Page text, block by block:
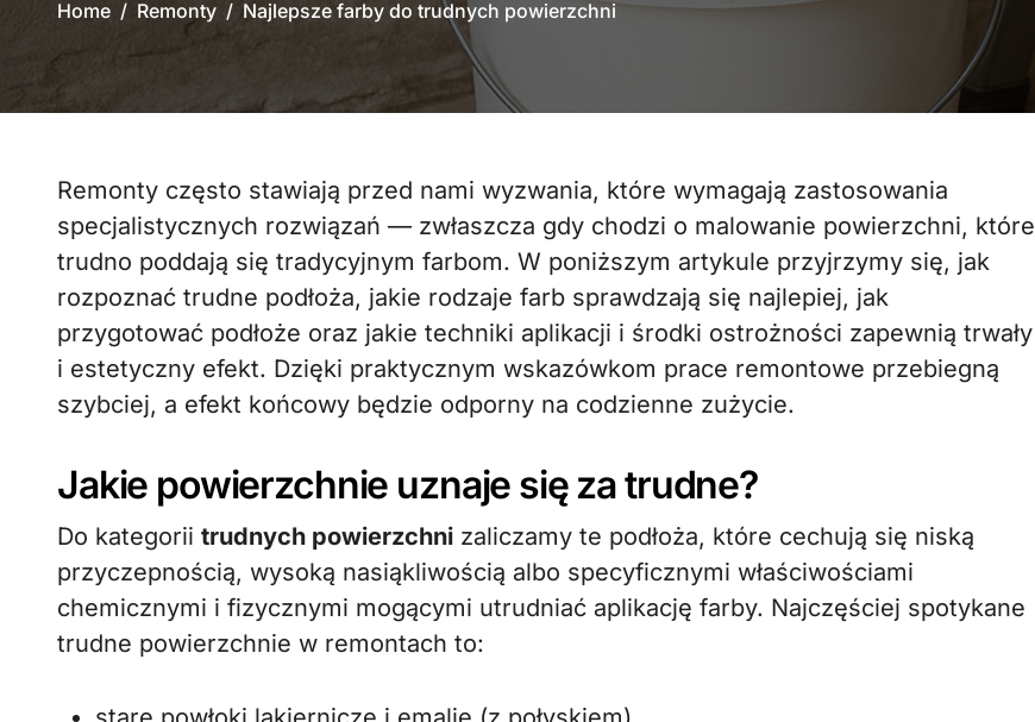
Home Remonty Najlepsze farby do trudnych powierzchni
Remonty często stawiają przed nami wyzwania, które wymagają zastosowania
specjalistycznych rozwiązań — zwłaszcza gdy chodzi o malowanie powierzchni, które
trudno poddają się tradycyjnym farbom. W poniższym artykule przyjrzymy się, jak
rozpoznać trudne podłoża, jakie rodzaje farb sprawdzają się najlepiej, jak
przygotować podłoże oraz jakie techniki aplikacji i środki ostrożności zapewnią trwały
i estetyczny efekt. Dzięki praktycznym wskazówkom prace remontowe przebiegną
szybciej, a efekt końcowy będzie odporny na codzienne zużycie.
Jakie powierzchnie uznaje się za trudne?
Do kategorii trudnych powierzchni zaliczamy te podłoża, które cechują się niską
przyczepnością, wysoką nasiąkliwością albo specyficznymi właściwościami
chemicznymi i fizycznymi mogącymi utrudniać aplikację farby. Najczęściej spotykane
trudne powierzchnie w remontach to: